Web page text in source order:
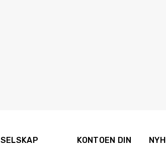
SELSKAP KONTOEN DIN